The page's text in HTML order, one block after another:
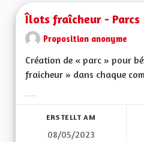
Îlots fraîcheur - Parcs
Proposition anonyme
Création de « parc » pour
fraicheur » dans chaque
ERSTELLT AM
08/05/2023